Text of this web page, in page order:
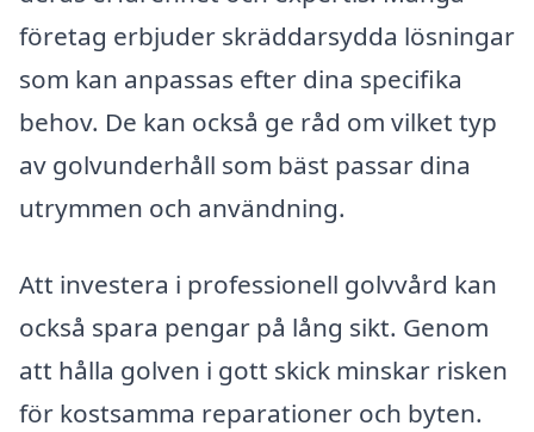
företag erbjuder skräddarsydda lösningar
som kan anpassas efter dina specifika
behov. De kan också ge råd om vilket typ
av golvunderhåll som bäst passar dina
utrymmen och användning.
Att investera i professionell golvvård kan
också spara pengar på lång sikt. Genom
att hålla golven i gott skick minskar risken
för kostsamma reparationer och byten.